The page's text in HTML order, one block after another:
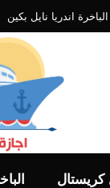
الباخرة اندريا نايل بكين
كريستال